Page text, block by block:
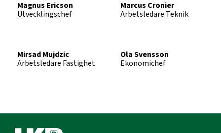
Magnus Ericson
Utvecklingschef
Marcus Cronier
Arbetsledare Teknik
Mirsad Mujdzic
Arbetsledare Fastighet
Ola Svensson
Ekonomichef